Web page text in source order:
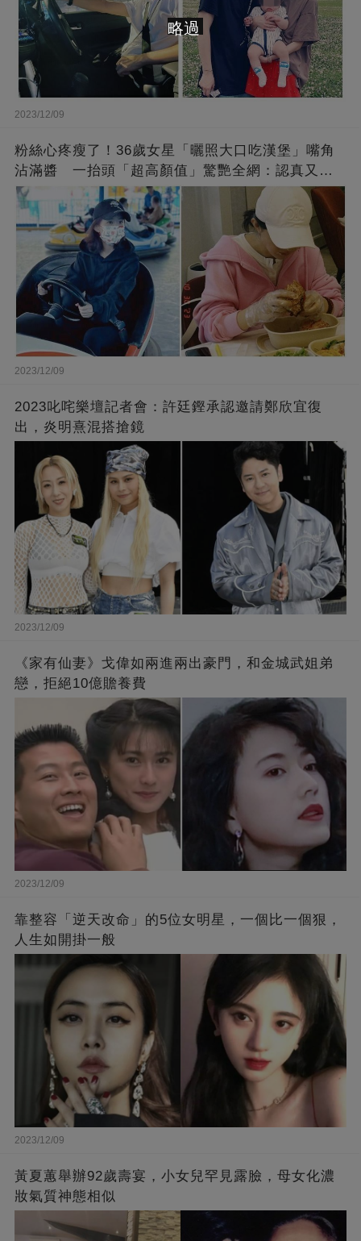
2023/12/09
粉絲心疼瘦了！36歲女星「曬照大口吃漢堡」嘴角
沾滿醬 一抬頭「超高顏值」驚艷全網：認真又美
麗!
2023/12/09
2023叱咤樂壇記者會：許廷鏗承認邀請鄭欣宜復
出，炎明熹混搭搶鏡
2023/12/09
《家有仙妻》戈偉如兩進兩出豪門，和金城武姐弟
戀，拒絕10億贍養費
2023/12/09
靠整容「逆天改命」的5位女明星，一個比一個狠，
人生如開掛一般
2023/12/09
黃夏蕙舉辦92歲壽宴，小女兒罕見露臉，母女化濃
妝氣質神態相似
略過